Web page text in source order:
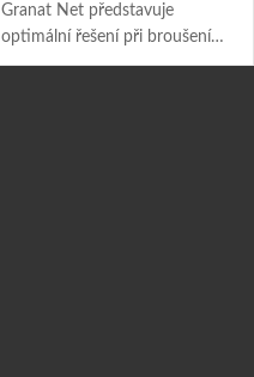
Granat Net představuje
optimální řešení při broušení
silně prašného materiálu.